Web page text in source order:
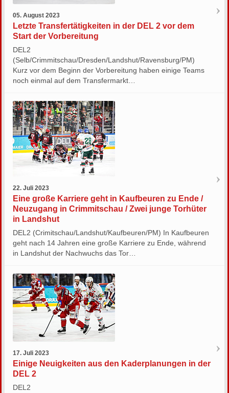
05. August 2023
Letzte Transfertätigkeiten in der DEL 2 vor dem
Start der Vorbereitung
DEL2
(Selb/Crimmitschau/Dresden/Landshut/Ravensburg/PM)
Kurz vor dem Beginn der Vorbereitung haben einige Teams
noch einmal auf dem Transfermarkt…
22. Juli 2023
Eine große Karriere geht in Kaufbeuren zu Ende /
Neuzugang in Crimmitschau / Zwei junge Torhüter
in Landshut
DEL2 (Crimitschau/Landshut/Kaufbeuren/PM) In Kaufbeuren
geht nach 14 Jahren eine große Karriere zu Ende, während
in Landshut der Nachwuchs das Tor…
17. Juli 2023
Einige Neuigkeiten aus den Kaderplanungen in der
DEL 2
DEL2